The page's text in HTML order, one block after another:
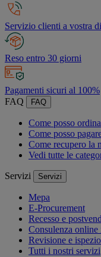
Servizio clienti a vostra
Reso entro 30 giorni
Pagamenti sicuri al 100%
FAQ
FAQ
Come posso
Come posso
Come recupero la
Vedi tutte le
Servizi Servizi
Mepa
E-Procurement
Recesso e
Consulenza online
Revisione e
Tutti i nostri servizi